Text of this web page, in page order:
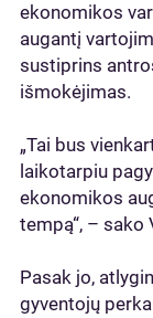
ekonomikos
augantį
sustiprins
išmokėjimas.
„Tai bus
laikotarpiu
ekonomikos
tempą“, – sako
Pasak jo,
gyventojų